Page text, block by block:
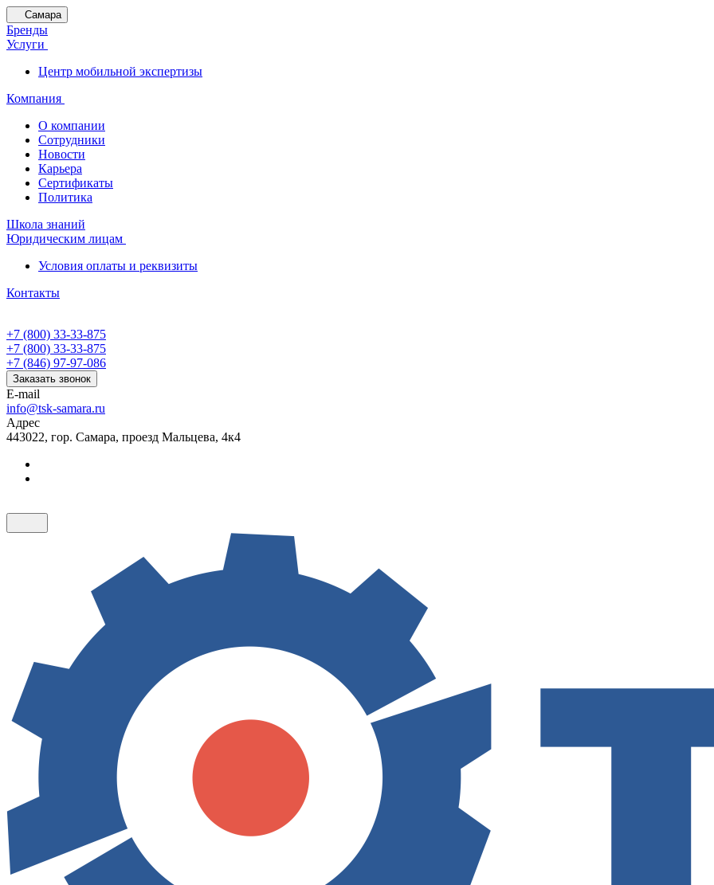
Самара
Бренды
Услуги
Центр мобильной экспертизы
Компания
О компании
Сотрудники
Новости
Карьера
Сертификаты
Политика
Школа знаний
Юридическим лицам
Условия оплаты и реквизиты
Контакты
+7 (800) 33-33-875
+7 (800) 33-33-875
+7 (846) 97-97-086
Заказать звонок
E-mail
info@tsk-samara.ru
Адрес
443022, гор. Самара, проезд Мальцева, 4к4